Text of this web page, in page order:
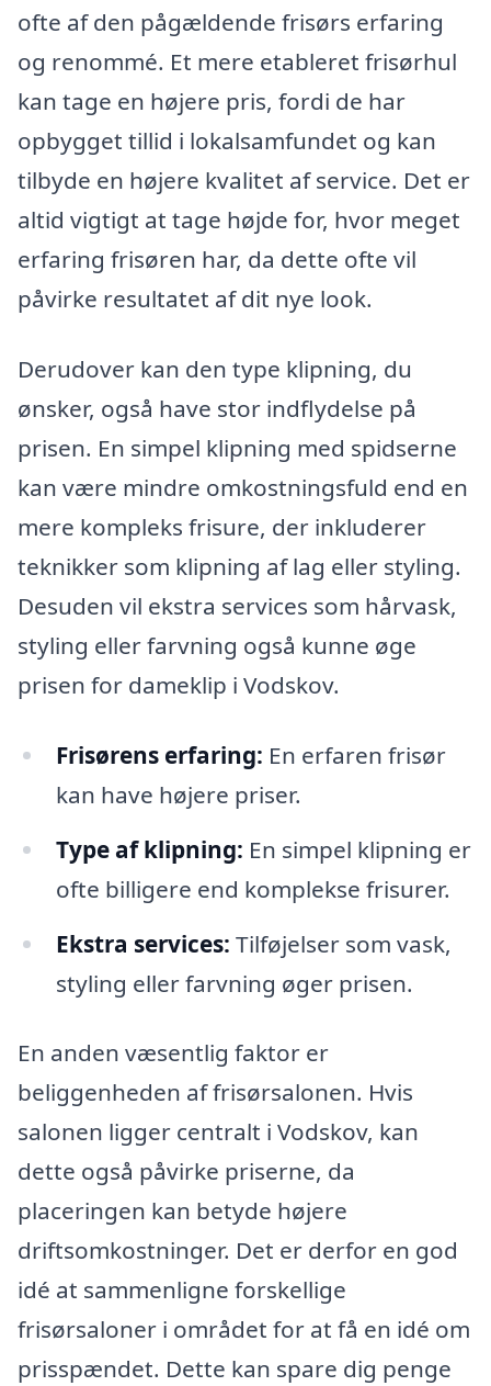
ofte af den pågældende frisørs erfaring
og renommé. Et mere etableret frisørhul
kan tage en højere pris, fordi de har
opbygget tillid i lokalsamfundet og kan
tilbyde en højere kvalitet af service. Det er
altid vigtigt at tage højde for, hvor meget
erfaring frisøren har, da dette ofte vil
påvirke resultatet af dit nye look.
Derudover kan den type klipning, du
ønsker, også have stor indflydelse på
prisen. En simpel klipning med spidserne
kan være mindre omkostningsfuld end en
mere kompleks frisure, der inkluderer
teknikker som klipning af lag eller styling.
Desuden vil ekstra services som hårvask,
styling eller farvning også kunne øge
prisen for dameklip i Vodskov.
Frisørens erfaring: En erfaren frisør
kan have højere priser.
Type af klipning: En simpel klipning er
ofte billigere end komplekse frisurer.
Ekstra services: Tilføjelser som vask,
styling eller farvning øger prisen.
En anden væsentlig faktor er
beliggenheden af frisørsalonen. Hvis
salonen ligger centralt i Vodskov, kan
dette også påvirke priserne, da
placeringen kan betyde højere
driftsomkostninger. Det er derfor en god
idé at sammenligne forskellige
frisørsaloner i området for at få en idé om
prisspændet. Dette kan spare dig penge